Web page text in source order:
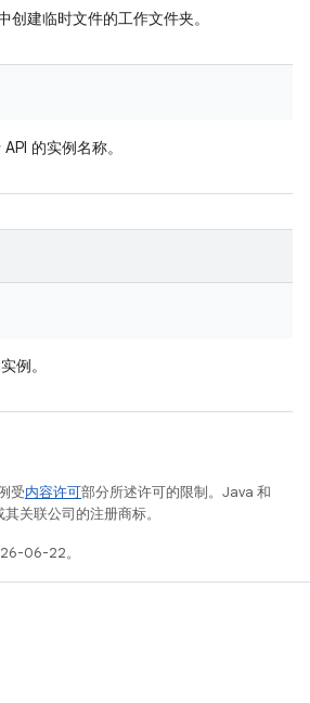
创建临时文件的工作文件夹。
的实例名称。
例。
受内容许可部分所述许可的限制。Java 和
关联公司的注册商标。
06-22。